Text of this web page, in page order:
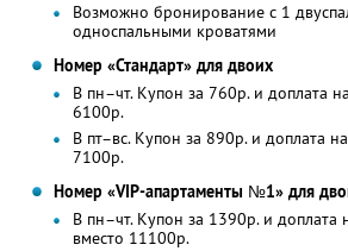
Возможно бронирование с 1
односпальными кроватями
Номер «Стандарт» для двоих
В пн–чт. Купон за 760р. и доплата
6100р.
В пт–вс. Купон за 890р. и доплата
7100р.
Номер «VIP-апартаменты №1» для
В пн–чт. Купон за 1390р. и доплата
вместо 11100р.